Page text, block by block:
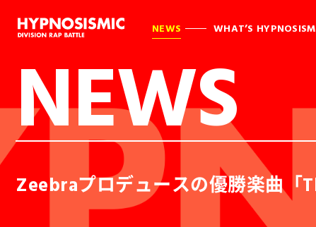
NEWS WHAT’S
NEWS
Zeebraプロデュースの優勝楽曲「